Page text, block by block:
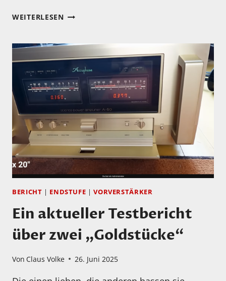
WEITERLESENEIN
SEINER
ZUNFT
BERICHT | ENDSTUFE |VORVERSTÄRKER
Ein aktueller Testbericht
über zwei „Goldstücke“
Von Claus Volke 26. Juni 2025